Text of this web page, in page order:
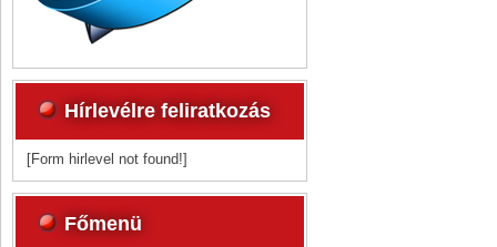
Hírlevélre feliratkozás
[Form hirlevel not found!]
Főmenü